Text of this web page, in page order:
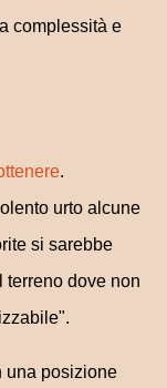
complessità e
.
urto alcune
si sarebbe
terreno dove non
una posizione